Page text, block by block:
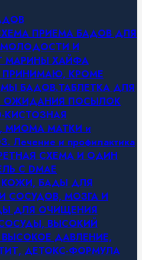
ПРИЕМА БАДОВ ДЛЯ
МОЛОДОСТИ И
МАРИНЫ ХАЙФА
ПРИНИМАЮ, КРОМЕ
БАДОВ.ТАБЛЕТКА ДЛЯ
ОЖИДАНИЯ ПОСЫЛОК
КИСТОЗНАЯ
МИОМА МАТКИ и
Лечение и профилактика
СХЕМА И ОДИН
С DMAE
КОЖИ, БАДЫ ДЛЯ
СОСУДОВ, МОЗГА И
ДЛЯ ОЧИЩЕНИЯ
ВЫСОКИЙ
ДАВЛЕНИЕ,
ДЕТОКС-ФОРМУЛА